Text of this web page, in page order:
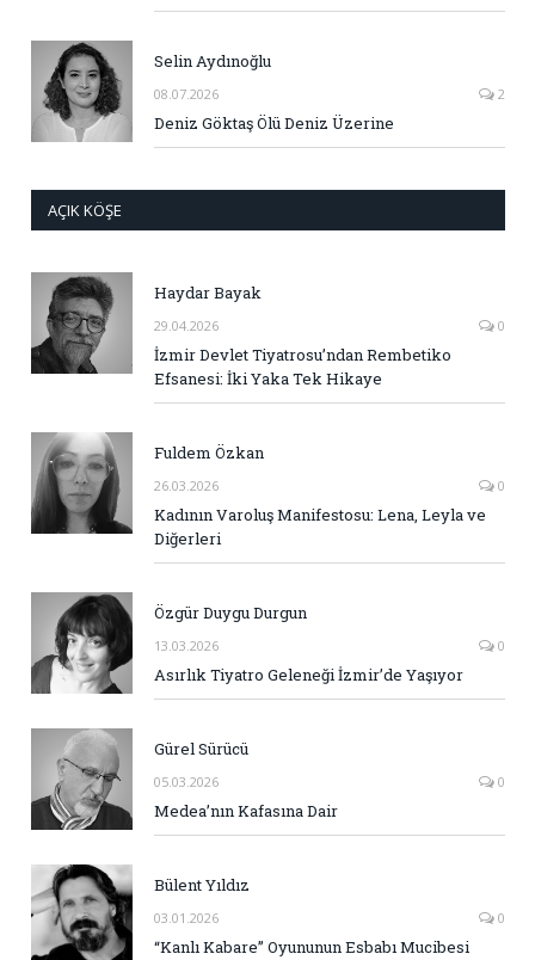
Selin Aydınoğlu
08.07.2026 2
Deniz Göktaş Ölü Deniz Üzerine
AÇIK KÖŞE
Haydar Bayak
29.04.2026 0
İzmir Devlet Tiyatrosu’ndan Rembetiko
Efsanesi: İki Yaka Tek Hikaye
Fuldem Özkan
26.03.2026 0
Kadının Varoluş Manifestosu: Lena, Leyla ve
Diğerleri
Özgür Duygu Durgun
13.03.2026 0
Asırlık Tiyatro Geleneği İzmir’de Yaşıyor
Gürel Sürücü
05.03.2026 0
Medea’nın Kafasına Dair
Bülent Yıldız
03.01.2026 0
“Kanlı Kabare” Oyununun Esbabı Mucibesi